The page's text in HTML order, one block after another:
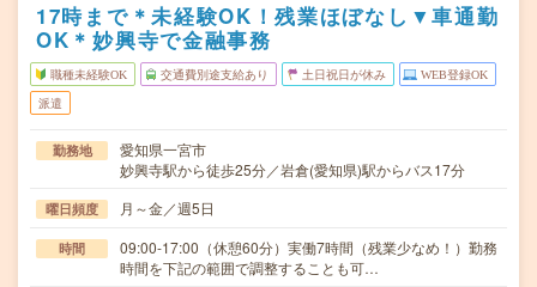
17時まで＊未経験OK！残業ほぼなし▼車通勤
OK＊妙興寺で金融事務
職種未経験OK 交通費別途支給あり 土日祝日が休み WEB登録OK
派遣
勤務地
愛知県一宮市
妙興寺駅から徒歩25分／岩倉(愛知県)駅からバス17分
曜日頻度 月～金／週5日
時間
09:00-17:00（休憩60分）実働7時間（残業少なめ！）勤務
時間を下記の範囲で調整することも可…